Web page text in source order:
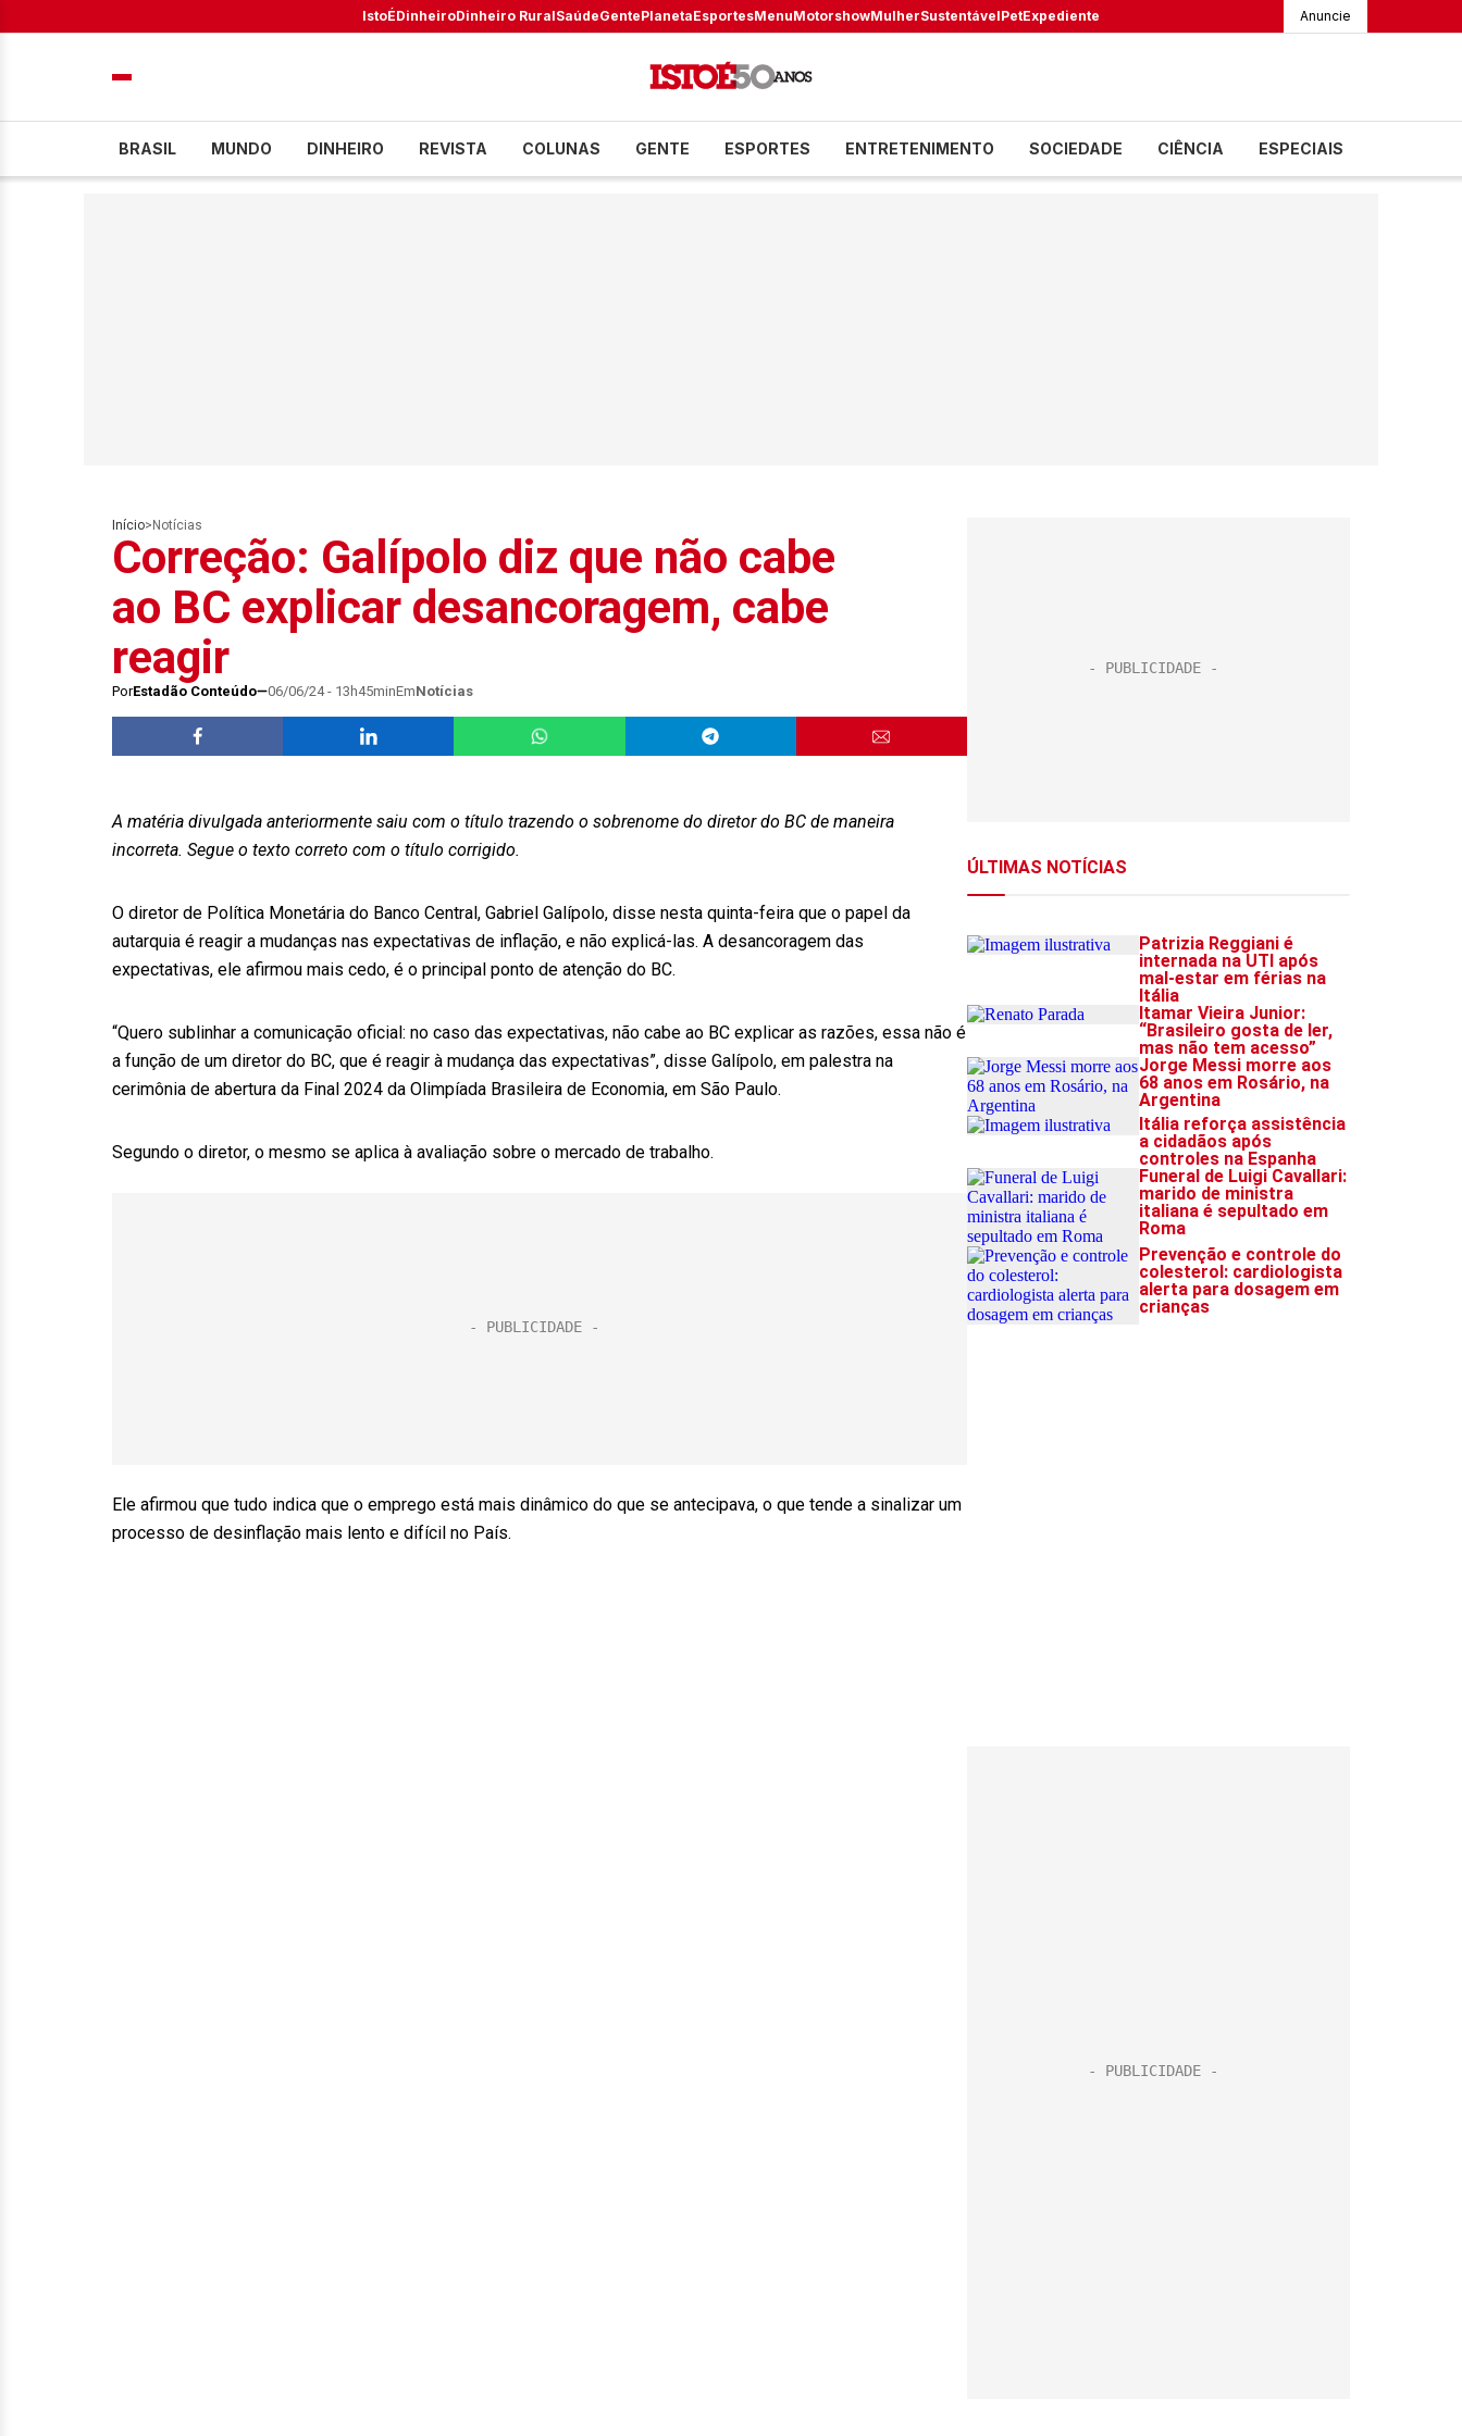
IstoÉDinheiroDinheiro RuralSaúdeGentePlanetaEsportesMenuMotorshowMulherSustentávelPetExpediente Anuncie
BRASIL MUNDO DINHEIRO REVISTA COLUNAS GENTE ESPORTES ENTRETENIMENTO SOCIEDADE CIÊNCIA ESPECIAIS
Início> Notícias
Correção: Galípolo diz que não cabe
ao BC explicar desancoragem, cabe
reagir
PorEstadão Conteúdo 06/06/24 - 13h45minEmNotícias
A matéria divulgada anteriormente saiu com o título trazendo o sobrenome do diretor do BC de maneira
incorreta. Segue o texto correto com o título corrigido.
O diretor de Política Monetária do Banco Central, Gabriel Galípolo, disse nesta quinta-feira que o papel da
autarquia é reagir a mudanças nas expectativas de inflação, e não explicá-las. A desancoragem das
expectativas, ele afirmou mais cedo, é o principal ponto de atenção do BC.
“Quero sublinhar a comunicação oficial: no caso das expectativas, não cabe ao BC explicar as razões, essa não é
a função de um diretor do BC, que é reagir à mudança das expectativas”, disse Galípolo, em palestra na
cerimônia de abertura da Final 2024 da Olimpíada Brasileira de Economia, em São Paulo.
Segundo o diretor, o mesmo se aplica à avaliação sobre o mercado de trabalho.
Ele afirmou que tudo indica que o emprego está mais dinâmico do que se antecipava, o que tende a sinalizar um
processo de desinflação mais lento e difícil no País.